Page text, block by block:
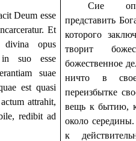
Deum esse
Et
divina opus
suo esse
suae
est quasi
attrahit,
redibit ad
Сие
представить
которого
творит
божественное
ничто в
переизбытке
вещь к бытию,
около
к